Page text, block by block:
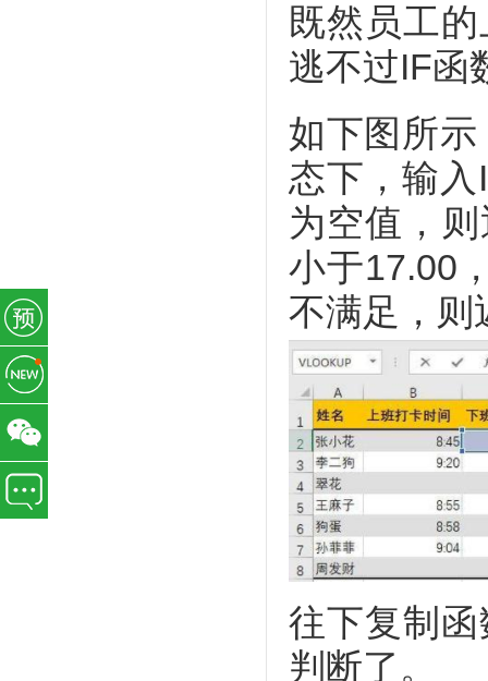
既然员工
逃不过IF函
如下图所
态下，输
为空值，
小于17.00
不满足，则
往下复制
判断了。